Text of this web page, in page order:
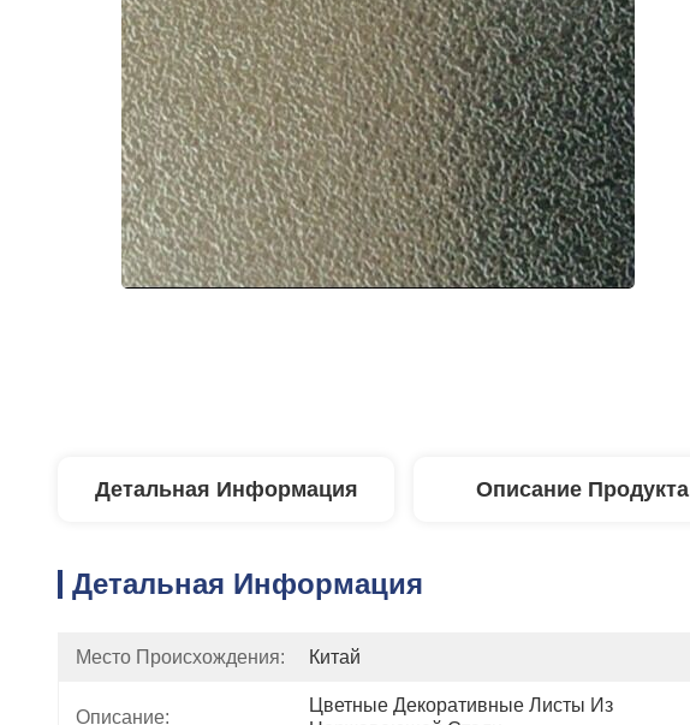
Детальная Информация Описание Продукта
Детальная Информация
Место Происхождения: Китай
Описание:
Цветные Декоративные Листы Из